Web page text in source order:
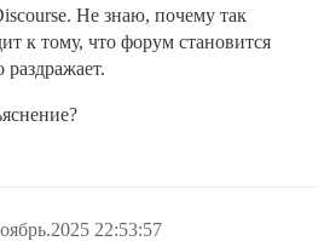
Не знаю, почему так
к тому, что форум становится
22:53:57